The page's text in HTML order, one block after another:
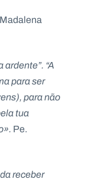
Madalena
“A
para ser
para não
tua
Pe.
receber